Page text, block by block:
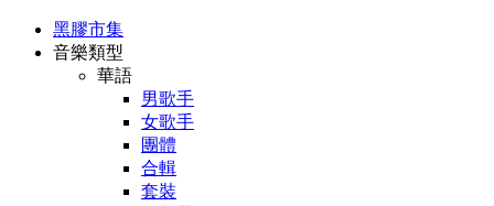
黑膠市集
音樂類型
華語
男歌手
女歌手
團體
合輯
套裝